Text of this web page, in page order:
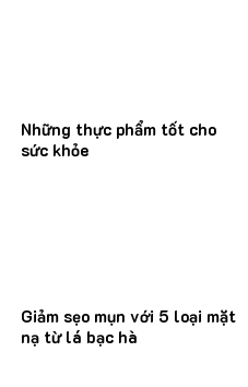
Những thực phẩm tốt cho
sức khỏe
Giảm sẹo mụn với 5 loại mặt
nạ từ lá bạc hà